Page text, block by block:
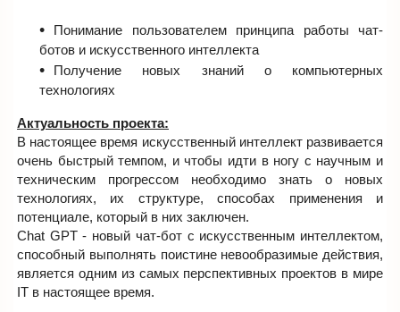
Понимание пользователем принципа работы чат-
ботов и искусственного интеллекта
Получение новых знаний о компьютерных
технологиях
Актуальность проекта:
В настоящее время искусственный интеллект развивается
очень быстрый темпом, и чтобы идти в ногу с научным и
техническим прогрессом необходимо знать о новых
технологиях, их структуре, способах применения и
потенциале, который в них заключен.
Chat GPT - новый чат-бот с искусственным интеллектом,
способный выполнять поистине невообразимые действия,
является одним из самых перспективных проектов в мире
IT в настоящее время.